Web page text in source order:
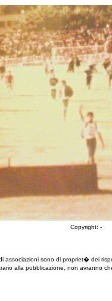
Copyright: -
sono di propriet� dei
alla pubblicazione, non avranno